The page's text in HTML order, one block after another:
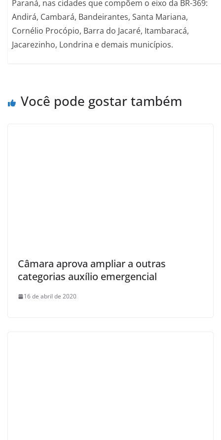
Paraná, nas cidades que compõem o eixo da BR-369:
Andirá, Cambará, Bandeirantes, Santa Mariana,
Cornélio Procópio, Barra do Jacaré, Itambaracá,
Jacarezinho, Londrina e demais municípios.
Você pode gostar também
Câmara aprova ampliar a outras
categorias auxílio emergencial
16 de abril de 2020